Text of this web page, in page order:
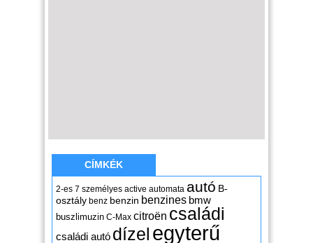
CÍMKÉK
2-es 7 személyes active automata autó B-
osztály benz benzin benzines bmw
buszlimuzin C-Max citroën családi
családi autó dízel egyterű